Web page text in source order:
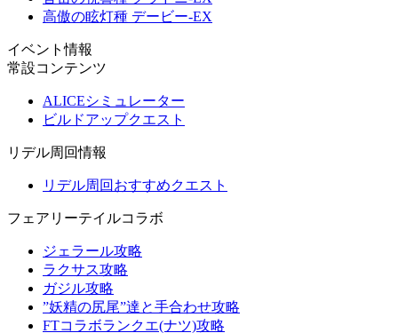
高傲の眩灯種 デービー-EX
イベント情報
常設コンテンツ
ALICEシミュレーター
ビルドアップクエスト
リデル周回情報
リデル周回おすすめクエスト
フェアリーテイルコラボ
ジェラール攻略
ラクサス攻略
ガジル攻略
”妖精の尻尾”達と手合わせ攻略
FTコラボランクエ(ナツ)攻略